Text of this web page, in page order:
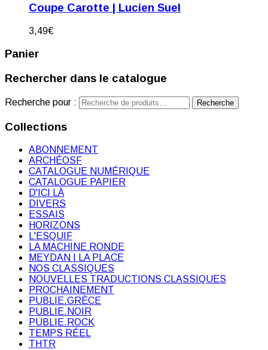
Coupe Carotte | Lucien Suel
3,49€
Panier
Rechercher dans le catalogue
Recherche pour : Recherche
Collections
ABONNEMENT
ARCHÉOSF
CATALOGUE NUMÉRIQUE
CATALOGUE PAPIER
D'ICI LÀ
DIVERS
ESSAIS
HORIZONS
L'ESQUIF
LA MACHINE RONDE
MEYDAN | LA PLACE
NOS CLASSIQUES
NOUVELLES TRADUCTIONS CLASSIQUES
PROCHAINEMENT
PUBLIE.GRÈCE
PUBLIE.NOIR
PUBLIE.ROCK
TEMPS RÉEL
THTR